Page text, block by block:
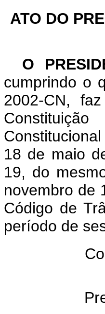
ATO DO
O
cumprindo o
2002-CN,
18 de maio
19, do
novembro de
Código de
período de